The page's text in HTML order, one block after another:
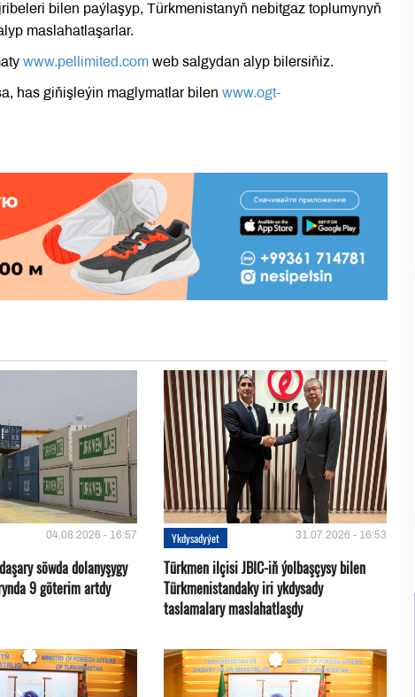
bilen paýlaşyp, Türkmenistanyň nebitgaz toplumynyň
maslahatlaşarlar.
www.pellimited.com web salgydan alyp bilersiňiz.
has giňişleýin maglymatlar bilen www.ogt-
04.08.2026 - 16:57
söwda dolanyşygy
9 göterim artdy
Ykdysadyýet 31.07.2026 - 16:53
Türkmen ilçisi JBIC-iň ýolbaşçysy bilen
Türkmenistandaky iri ykdysady
taslamalary maslahatlaşdy